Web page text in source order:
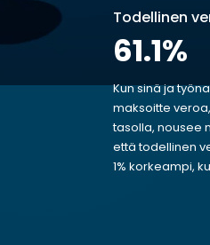
Todellinen
61.1%
Kun sinä ja
maksoitte veroa,
tasolla, nousee
että todellinen
1% korkeampi,